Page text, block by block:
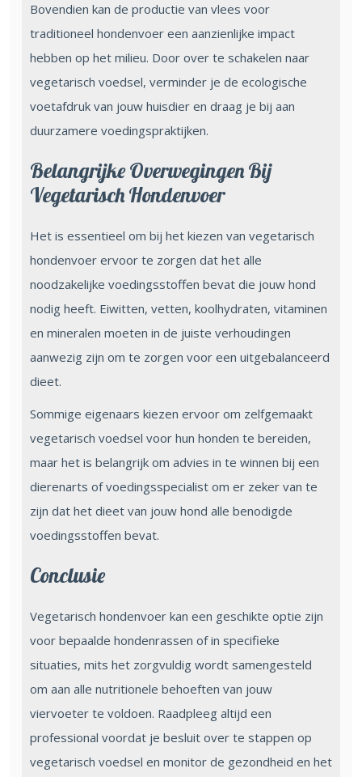
Bovendien kan de productie van vlees voor
traditioneel hondenvoer een aanzienlijke impact
hebben op het milieu. Door over te schakelen naar
vegetarisch voedsel, verminder je de ecologische
voetafdruk van jouw huisdier en draag je bij aan
duurzamere voedingspraktijken.
Belangrijke Overwegingen Bij
Vegetarisch Hondenvoer
Het is essentieel om bij het kiezen van vegetarisch
hondenvoer ervoor te zorgen dat het alle
noodzakelijke voedingsstoffen bevat die jouw hond
nodig heeft. Eiwitten, vetten, koolhydraten, vitaminen
en mineralen moeten in de juiste verhoudingen
aanwezig zijn om te zorgen voor een uitgebalanceerd
dieet.
Sommige eigenaars kiezen ervoor om zelfgemaakt
vegetarisch voedsel voor hun honden te bereiden,
maar het is belangrijk om advies in te winnen bij een
dierenarts of voedingsspecialist om er zeker van te
zijn dat het dieet van jouw hond alle benodigde
voedingsstoffen bevat.
Conclusie
Vegetarisch hondenvoer kan een geschikte optie zijn
voor bepaalde hondenrassen of in specifieke
situaties, mits het zorgvuldig wordt samengesteld
om aan alle nutritionele behoeften van jouw
viervoeter te voldoen. Raadpleeg altijd een
professional voordat je besluit over te stappen op
vegetarisch voedsel en monitor de gezondheid en het